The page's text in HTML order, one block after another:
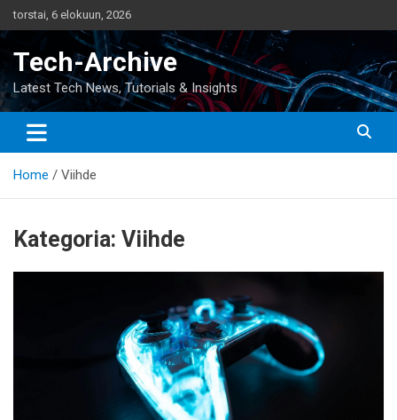
Skip
to
torstai, 6 elokuun, 2026
Tech-Archive
Latest Tech News, Tutorials & Insights
Home Viihde
Kategoria: Viihde